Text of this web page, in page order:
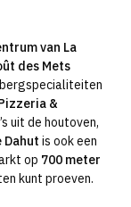
van La
des Mets
&
uit de houtoven,
Dahut is ook een
op 700 meter
kunt proeven.